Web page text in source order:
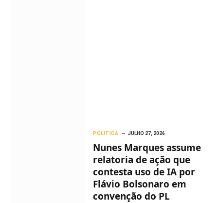
POLITICA JULHO 27, 2026
Nunes Marques assume
relatoria de ação que
contesta uso de IA por
Flávio Bolsonaro em
convenção do PL